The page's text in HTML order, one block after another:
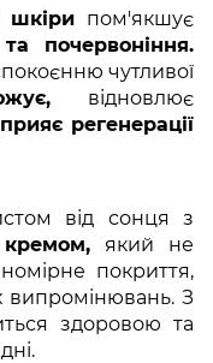
шкіри пом'якшує
почервоніння.
чутливої
відновлює
регенерації
від сонця з
який не
покриття,
випромінювань. З
здоровою та